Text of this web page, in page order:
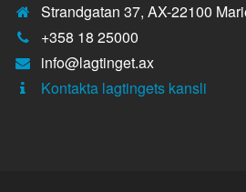
Strandgatan 37, AX-22100
Telefonnummer:
+358 18 25000
E-
post:
info@lagtinget.ax
Fler:
Kontakta lagtingets kansli